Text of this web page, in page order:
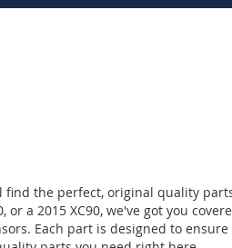
the perfect, original quality
or a 2015 XC90, we've got you
Each part is designed to